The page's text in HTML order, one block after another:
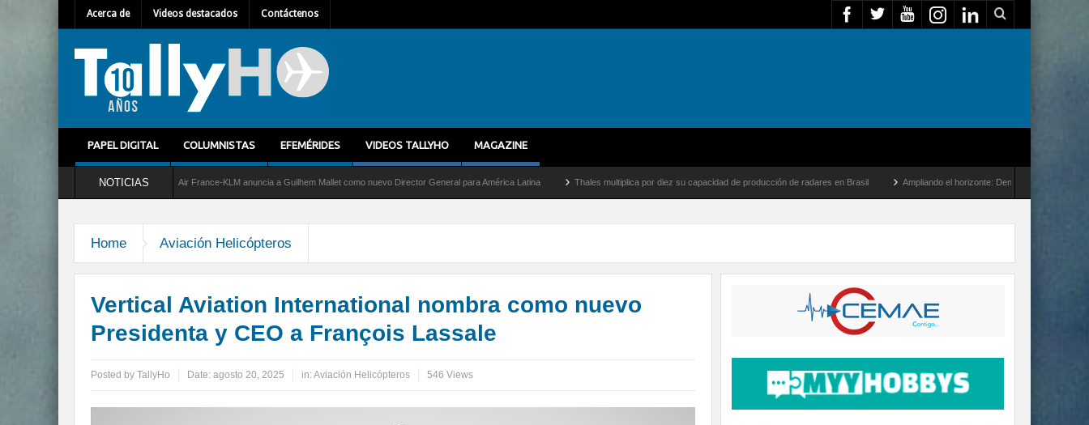
Acerca de Videos destacados Contáctenos
PAPEL DIGITAL COLUMNISTAS EFEMÉRIDES VIDEOS TALLYHO MAGAZINE
NOTICIAS
Air France-KLM anuncia a Guilhem Mallet como nuevo Director General para América Latina Thales multiplica por diez su capacidad de producción de radares en Brasil Ampliando el horizonte: Dentro del vuelo de desarrollo más
Home Aviación Helicópteros
Vertical Aviation International nombra como nuevo
Presidenta y CEO a François Lassale
Posted by TallyHo Date: agosto 20, 2025 in:Aviación Helicópteros 546 Views